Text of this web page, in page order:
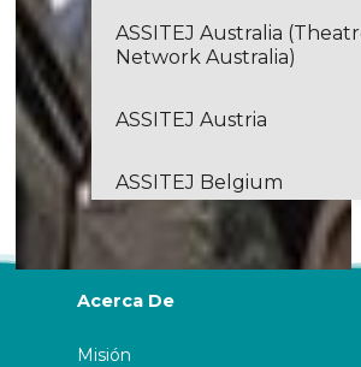
ASSITEJ Australia
Network Australia)
ASSITEJ Austria
ASSITEJ Belgium
ASSITEJ Brazil (CBTIJ)
ASSITEJ Burkina
Acerca De
Misión